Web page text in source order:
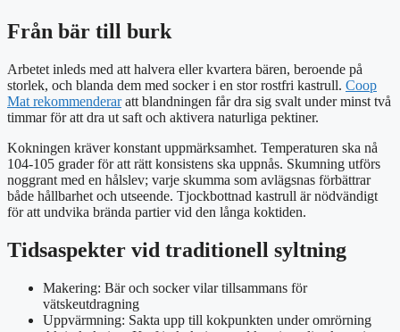
Från bär till burk
Arbetet inleds med att halvera eller kvartera bären, beroende på
storlek, och blanda dem med socker i en stor rostfri kastrull. Coop
Mat rekommenderaratt blandningen får dra sig svalt under minst två
timmar för att dra ut saft och aktivera naturliga pektiner.
Kokningen kräver konstant uppmärksamhet. Temperaturen ska nå
104-105 grader för att rätt konsistens ska uppnås. Skumning utförs
noggrant med en hålslev; varje skumma som avlägsnas förbättrar
både hållbarhet och utseende. Tjockbottnad kastrull är nödvändigt
för att undvika brända partier vid den långa koktiden.
Tidsaspekter vid traditionell syltning
Makering: Bär och socker vilar tillsammans för
vätskeutdragning
Uppvärmning: Sakta upp till kokpunkten under omrörning